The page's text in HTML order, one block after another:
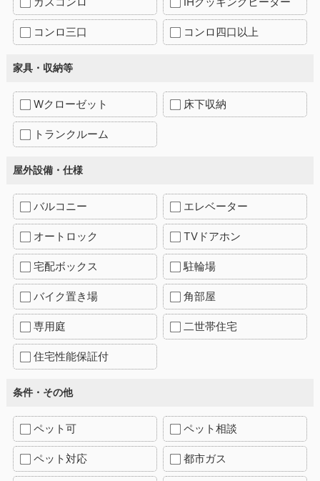
コンロ三口 コンロ四口以上
家具・収納等
Wクローゼット 床下収納
トランクルーム
屋外設備・仕様
バルコニー エレベーター
オートロック TVドアホン
宅配ボックス 駐輪場
バイク置き場 角部屋
専用庭 二世帯住宅
住宅性能保証付
条件・その他
ペット可 ペット相談
ペット対応 都市ガス